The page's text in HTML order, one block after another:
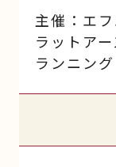
主催：エ
ラットア
ランニング